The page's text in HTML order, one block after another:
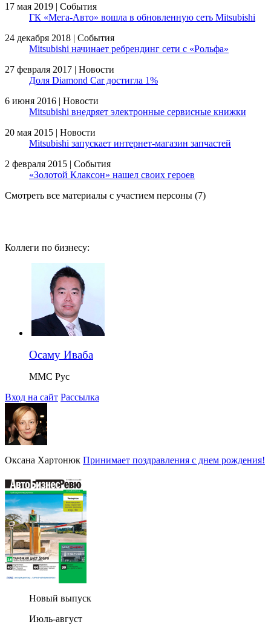
17 мая 2019 | События
ГК «Мега-Авто» вошла в обновленную сеть Mitsubishi
24 декабря 2018 | События
Mitsubishi начинает ребрендинг сети с «Рольфа»
27 февраля 2017 | Новости
Доля Diamond Car достигла 1%
6 июня 2016 | Новости
Mitsubishi внедряет электронные сервисные книжки
20 мая 2015 | Новости
Mitsubishi запускает интернет-магазин запчастей
2 февраля 2015 | События
«Золотой Клаксон» нашел своих героев
Смотреть все материалы с участием персоны (7)
Коллеги по бизнесу:
Осаму Иваба
ММС Рус
Вход на сайт Рассылка
Оксана Хартонюк Принимает поздравления с днем рождения!
Новый выпуск
Июль-август